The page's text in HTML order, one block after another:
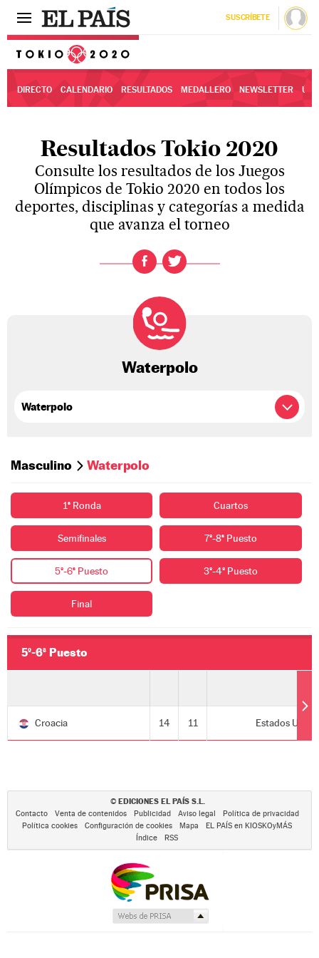
SUSCRÍBETE
DIRECTO CALENDARIO RESULTADOS MEDALLERO NEWSLETTER
Resultados Tokio 2020
Consulte los resultados de los Juegos
Olímpicos de Tokio 2020 en todos los
deportes, disciplinas y categorías a medida
que avanza el torneo
Waterpolo
Masculino Waterpolo
1ª Ronda Cuartos
Semifinales 7º-8ª Puesto
5º-6ª Puesto 3º-4º Puesto
Final
5º-6ª Puesto
Croacia 14 11 Estados
© EDICIONES EL PAÍS S.L.
Contacto Venta de contenidos Publicidad Aviso legal
Política de privacidad
Política cookies
Configuración de cookies Mapa
EL PAÍS en KIOSKOyMÁS
Índice
RSS